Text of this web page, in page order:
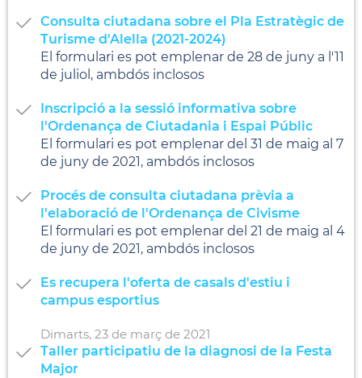
Consulta ciutadana sobre el Pla Estratègic de
Turisme d'Alella (2021-2024)
El formulari es pot emplenar de 28 de juny a l'11
de juliol, ambdós inclosos
Inscripció a la sessió informativa sobre
l'Ordenança de Ciutadania i Espai Públic
El formulari es pot emplenar del 31 de maig al 7
de juny de 2021, ambdós inclosos
Procés de consulta ciutadana prèvia a
l'elaboració de l'Ordenança de Civisme
El formulari es pot emplenar del 21 de maig al 4
de juny de 2021, ambdós inclosos
Es recupera l'oferta de casals d'estiu i
campus esportius
Dimarts, 23 de març de 2021
Taller participatiu de la diagnosi de la Festa
Major